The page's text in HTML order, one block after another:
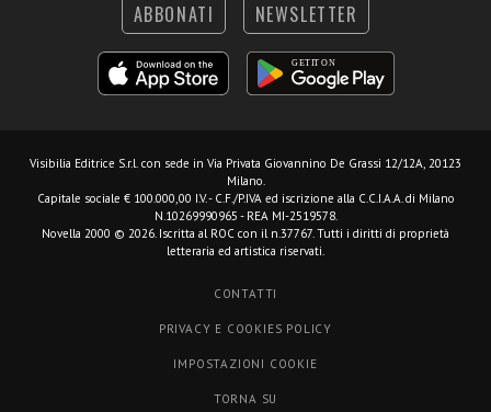
ABBONATI NEWSLETTER
Visibilia Editrice S.r.l. con sede in Via Privata Giovannino De Grassi 12/12A, 20123
Milano.
Capitale sociale € 100.000,00 I.V. - C.F./P.IVA ed iscrizione alla C.C.I.A.A. di Milano
N.10269990965 - REA MI-2519578.
Novella 2000 © 2026. Iscritta al ROC con il n.37767. Tutti i diritti di proprietà
letteraria ed artistica riservati.
CONTATTI
PRIVACY E COOKIES POLICY
IMPOSTAZIONI COOKIE
TORNA SU